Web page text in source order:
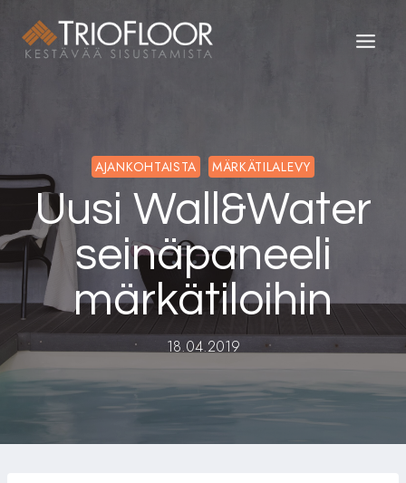
sisältöön
AJANKOHTAISTA MÄRKÄTILALEVY
Uusi Wall&Water
seinäpaneeli
märkätiloihin
18.04.2019